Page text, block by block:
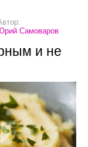
Самоваров
и не